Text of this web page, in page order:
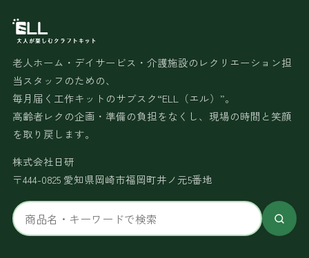
老人ホーム・デイサービス・介護施設のレクリエーション担
当スタッフのための、
毎月届く工作キットのサブスク“ELL（エル）”。
高齢者レクの企画・準備の負担をなくし、現場の時間と笑顔
を取り戻します。
株式会社日研
〒444-0825 愛知県岡崎市福岡町井ノ元5番地
サ
イ